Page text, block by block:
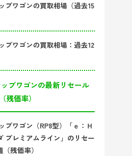
プワゴンの買取相場（過去15
プワゴンの買取相場：過去12
プワゴンの最新リセール
残価率）
プワゴン（RP8型）「ｅ：Ｈ
プレミアムライン」のリセー
残価率）